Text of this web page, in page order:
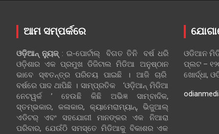
ଆମ ସମ୍ପର୍କରେ
ଓଡ଼ିଆନ୍‍ ନ୍ୟୁଜ୍‍: ଇ-ପୋର୍ଟାଲ୍ ବିଗତ ତିନି ବର୍ଷ ଧରି
ଓଡ଼ିଶାର ଏକ ପ୍ରମୁଖ ଡିଜିଟାଲ ମିଡିଆ ଅନୁଷ୍ଠାନ
ଭାବେ ସ୍ଵତନ୍ତ୍ର ପରିଚୟ ପାଇଛି । ଆଜି ଚାରି
ବର୍ଷରେ ପାଦ ଥାପିଛି । ସାମ୍ପ୍ରତିକ ‘ଓଡ଼ିଆନ୍‍ ମିଡିଆ
ନେଟୱର୍କ ’ ହେଉଛି କିଛି ଅଭିଜ୍ଞ ସାମ୍ବାଦିକ,
ସ୍ତମ୍ଭକାର, କଳାକାର, କ୍ୟାମେରାମ୍ୟାନ୍, ଭିଜୁଆଲ୍
ଏଡିଟର୍ ଏବଂ ସହଯୋଗୀ ମାନଙ୍କର ଏକ ନିଆରା
ପରିବାର, ଯେଉଁଠି ସମସ୍ତେ ମିଡିଆକୁ ବିକାଶର ଏକ
ଓଡିଆନ
ପ୍ଲଟ –
ଖୋର୍ଦ୍ଧା,